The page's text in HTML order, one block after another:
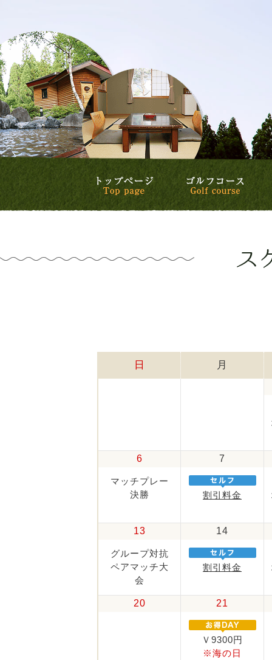
ゴル
トップページ
日 月
6
マッチプレー
決勝
7
割引料金
13
グループ対抗
ペアマッチ大
会
14
割引料金
20 21
Ｖ9300円
※海の日